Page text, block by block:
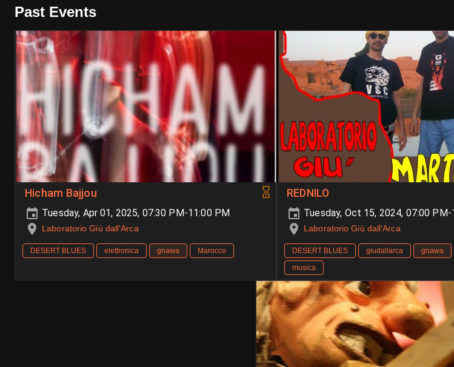
Past Events
Hicham Bajjou
Tuesday, Apr 01, 2025, 07:30 PM-11:00 PM
Laboratorio Giù dall'Arca
DESERT BLUES elettronica gnawa Marocco
REDNILO
Tuesday, Oct 15, 2024, 07:00
Laboratorio Giù dall'Arca
DESERT BLUES giudallarca gnawa
musica